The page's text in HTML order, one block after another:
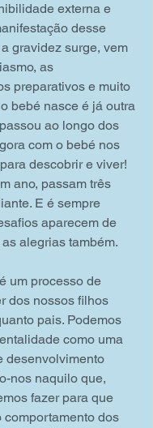
externa e
desse
gravidez surge, vem
as
preparativos e muito
bebé nasce é já outra
ao longo dos
com o bebé nos
descobrir e viver!
ano, passam três
E é sempre
aparecem de
alegrias também.
um processo de
dos nossos filhos
pais. Podemos
como uma
desenvolvimento
nos naquilo que,
fazer para que
comportamento dos